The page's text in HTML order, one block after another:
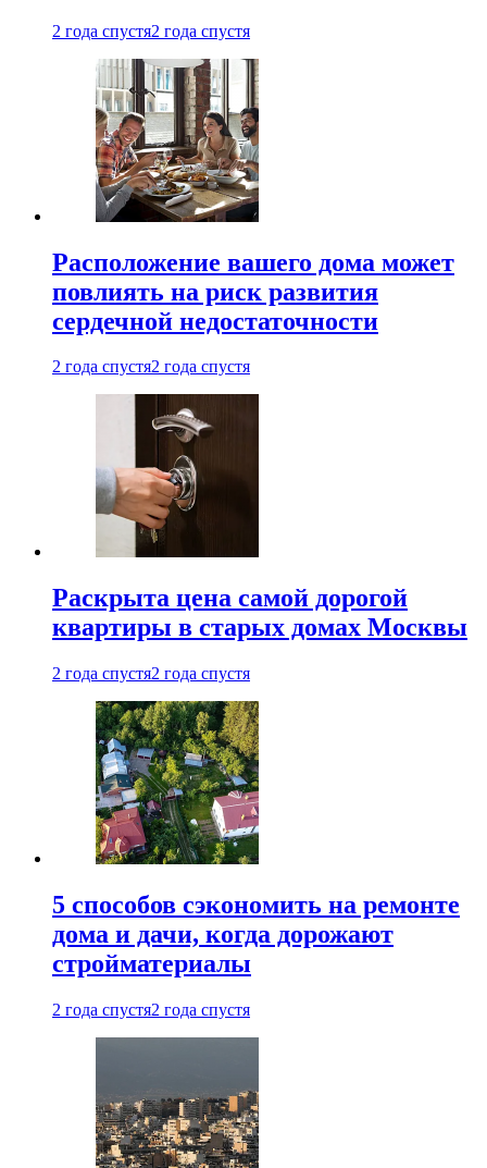
2 года спустя2 года спустя
Расположение вашего дома может
повлиять на риск развития
сердечной недостаточности
2 года спустя2 года спустя
Раскрыта цена самой дорогой
квартиры в старых домах Москвы
2 года спустя2 года спустя
5 способов сэкономить на ремонте
дома и дачи, когда дорожают
стройматериалы
2 года спустя2 года спустя